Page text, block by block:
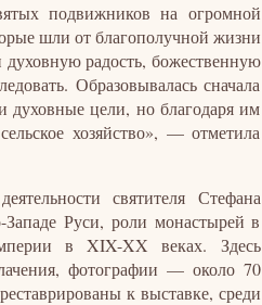
подвижников на огромной
шли от благополучной жизни
духовную радость, божественную
Образовывалась сначала
цели, но благодаря им
хозяйство», — отметила
святителя Стефана
Руси, роли монастырей в
в XIX-XX веках. Здесь
фотографии — около 70
к выставке, среди